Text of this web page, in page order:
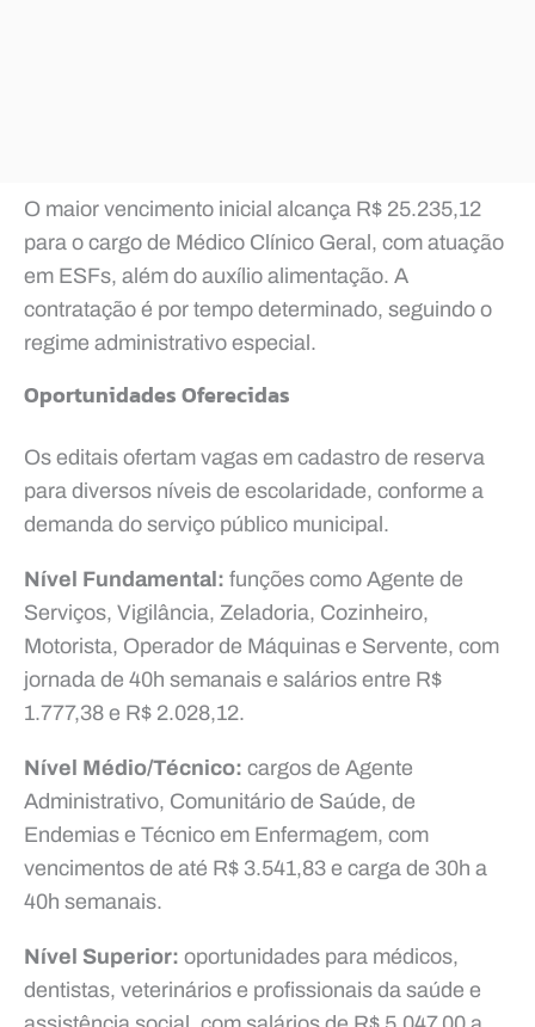
O maior vencimento inicial alcança R$ 25.235,12
para o cargo de Médico Clínico Geral, com atuação
em ESFs, além do auxílio alimentação. A
contratação é por tempo determinado, seguindo o
regime administrativo especial.
Oportunidades Oferecidas
Os editais ofertam vagas em cadastro de reserva
para diversos níveis de escolaridade, conforme a
demanda do serviço público municipal.
Nível Fundamental: funções como Agente de
Serviços, Vigilância, Zeladoria, Cozinheiro,
Motorista, Operador de Máquinas e Servente, com
jornada de 40h semanais e salários entre R$
1.777,38 e R$ 2.028,12.
Nível Médio/Técnico: cargos de Agente
Administrativo, Comunitário de Saúde, de
Endemias e Técnico em Enfermagem, com
vencimentos de até R$ 3.541,83 e carga de 30h a
40h semanais.
Nível Superior: oportunidades para médicos,
dentistas, veterinários e profissionais da saúde e